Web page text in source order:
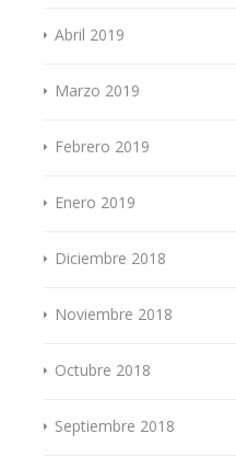
Abril 2019
Marzo 2019
Febrero 2019
Enero 2019
Diciembre 2018
Noviembre 2018
Octubre 2018
Septiembre 2018